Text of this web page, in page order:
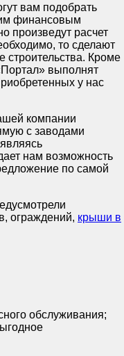
вам подобрать
финансовым
произведут расчет
то сделают
строительства. Кроме
выполнят
у нас
компании
с заводами
нам возможность
по самой
ограждений, крыши в
обслуживания;